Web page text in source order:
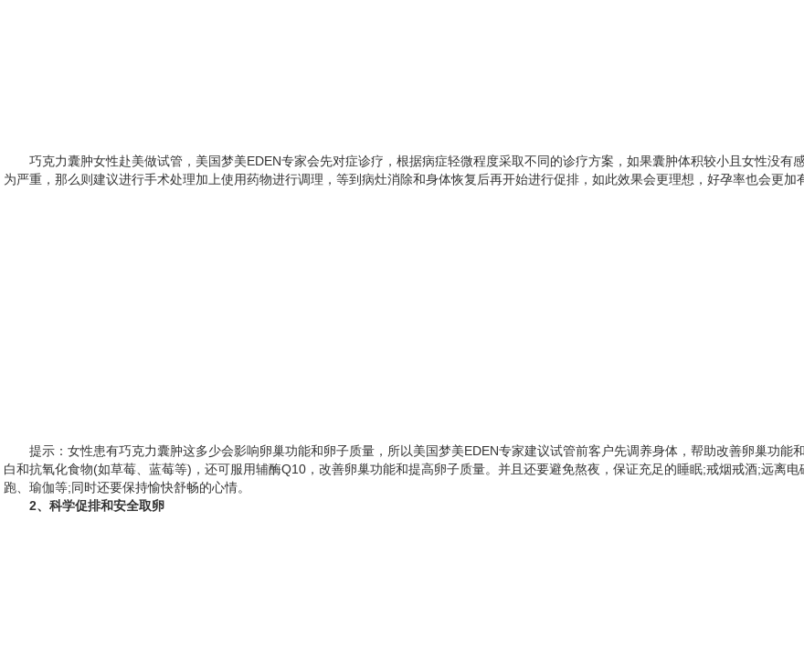
巧克力囊肿女性赴美做试管，美国梦美EDEN专家会先对症诊疗，根据病症轻微程度采取不同的诊疗方案，如果囊肿体积较小且女性没
为严重，那么则建议进行手术处理加上使用药物进行调理，等到病灶消除和身体恢复后再开始进行促排，如此效果会更理想，好孕率也会更加
提示：女性患有巧克力囊肿这多少会影响卵巢功能和卵子质量，所以美国梦美EDEN专家建议试管前客户先调养身体，帮助改善卵巢功
白和抗氧化食物(如草莓、蓝莓等)，还可服用辅酶Q10，改善卵巢功能和提高卵子质量。并且还要避免熬夜，保证充足的睡眠;戒烟戒酒;远离
跑、瑜伽等;同时还要保持愉快舒畅的心情。
2、科学促排和安全取卵